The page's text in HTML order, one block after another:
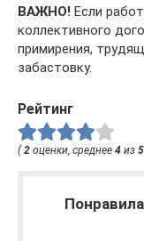
ВАЖНО! Если
коллективного
примирения,
забастовку.
Рейтинг
( 2 оценки, среднее 4 из 5